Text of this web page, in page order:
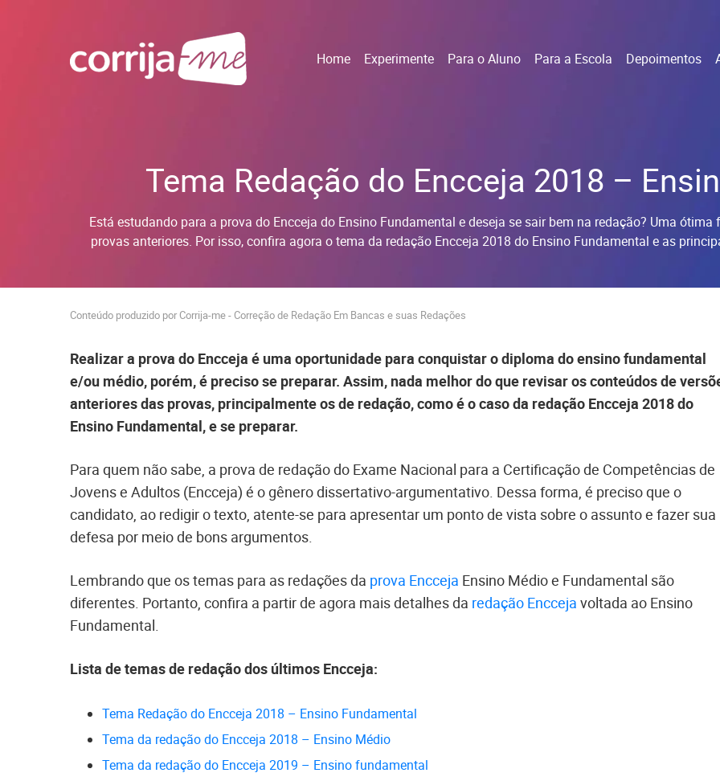
Home Experimente Para o Aluno Para a Escola Depoimentos
Tema Redação do Encceja 2018 –
Está estudando para a prova do Encceja do Ensino Fundamental e deseja se sair bem na redação? Uma
provas anteriores. Por isso, confira agora o tema da redação Encceja 2018 do Ensino Fundamental e as
Conteúdo produzido por Corrija-me - Correção de Redação Em Bancas e suas Redações
Realizar a prova do Encceja é uma oportunidade para conquistar o diploma do ensino fundamental
e/ou médio, porém, é preciso se preparar. Assim, nada melhor do que revisar os conteúdos de
anteriores das provas, principalmente os de redação, como é o caso da redação Encceja 2018 do
Ensino Fundamental, e se preparar.
Para quem não sabe, a prova de redação do Exame Nacional para a Certificação de Competências de
Jovens e Adultos (Encceja) é o gênero dissertativo-argumentativo. Dessa forma, é preciso que o
candidato, ao redigir o texto, atente-se para apresentar um ponto de vista sobre o assunto e fazer sua
defesa por meio de bons argumentos.
Lembrando que os temas para as redações da prova Encceja Ensino Médio e Fundamental são
diferentes. Portanto, confira a partir de agora mais detalhes da redação Encceja voltada ao Ensino
Fundamental.
Lista de temas de redação dos últimos Encceja:
Tema Redação do Encceja 2018 – Ensino Fundamental
Tema da redação do Encceja 2018 – Ensino Médio
Tema da redação do Encceja 2019 – Ensino fundamental